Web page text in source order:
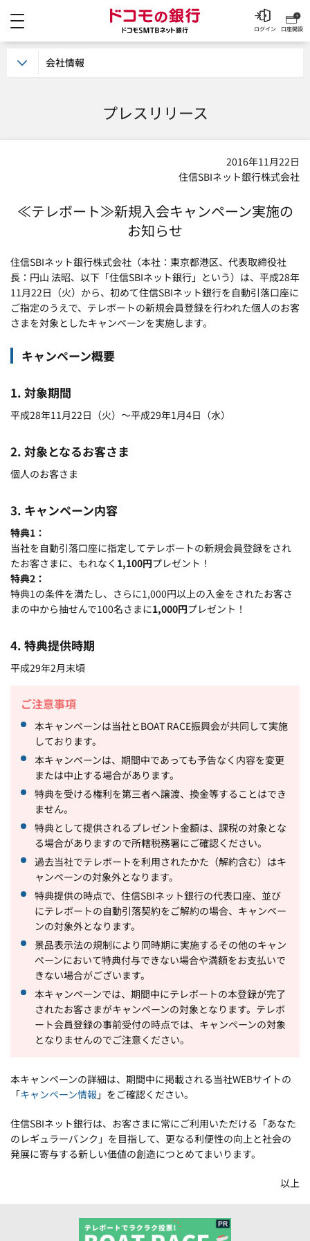
ドコモの銀行 ドコモ
口座開設
ログイン
プレスリリース
2016年11月22日
住信SBIネット銀行株式会社
≪テレボート≫新規入会キャンペーン実施の
お知らせ
住信SBIネット銀行株式会社（本社：東京都港区、代表取締役社
長：円山 法昭、以下「住信SBIネット銀行」という）は、平成28年
11月22日（火）から、初めて住信SBIネット銀行を自動引落口座に
ご指定のうえで、テレボートの新規会員登録を行われた個人のお客
さまを対象としたキャンペーンを実施します。
キャンペーン概要
1. 対象期間
平成28年11月22日（火）～平成29年1月4日（水）
2. 対象となるお客さま
個人のお客さま
3. キャンペーン内容
特典1
当社を自動引落口座に指定してテレボートの新規会員登録をされ
たお客さまに、もれなく 1,100円プレゼント！
特典2
特典1の条件を満たし、さらに1,000円以上の入金をされたお客さ
まの中から抽せんで100名さまに1,000円プレゼント！
4. 特典提供時期
平成29年2月末頃
ご注意事項
本キャンペーンは当社とBOAT RACE振興会が共同して実施
しております。
本キャンペーンは、期間中であっても予告なく内容を変更
または中止する場合があります。
特典を受ける権利を第三者へ譲渡、換金等することはでき
ません。
特典として提供されるプレゼント金額は、課税の対象とな
る場合がありますので所轄税務署にご確認ください。
過去当社でテレボートを利用されたかた（解約含む）はキ
ャンペーンの対象外となります。
特典提供の時点で、住信SBIネット銀行の代表口座、並び
にテレボートの自動引落契約をご解約の場合、キャンペー
ンの対象外となります。
景品表示法の規制により同時期に実施するその他のキャン
ペーンにおいて特典付与できない場合や満額をお支払いで
きない場合がございます。
本キャンペーンでは、期間中にテレボートの本登録が完了
されたお客さまがキャンペーンの対象となります。テレボ
ート会員登録の事前受付の時点では、キャンペーンの対象
となりませんのでご注意ください。
本キャンペーンの詳細は、期間中に掲載される当社WEBサイトの
「キャンペーン情報 」をご確認ください。
住信SBIネット銀行は、お客さまに常にご利用いただける「あなた
のレギュラーバンク」を目指して、更なる利便性の向上と社会の
発展に寄与する新しい価値の創造につとめてまいります。
以上
会社情報